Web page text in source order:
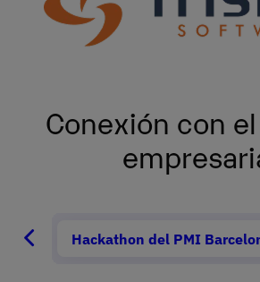
Conexión con
Hackathon del PMI